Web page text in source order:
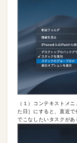
（１）コンテキストメ
た日］にすると、直近
でこなしたいタスクがあ